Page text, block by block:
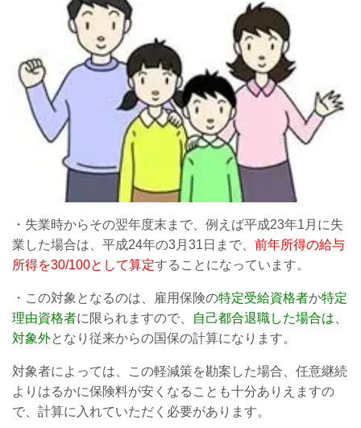
・失業時からその翌年度末まで、例えば平成23年1 月に失
業した場合は、平成24年の3月 31 日まで、 前年所得の給与
所得を30/100として算定することになっています。
・この対象となるのは、雇用保険の特定受給資格者か特定
理由資格者に限られますので、
自己都合退職した場合は、
対象外となり従来からの国保の計算になります。
対象者によっては、この軽減策を勘案した場合、任意継続
よりはるかに保険料が安くなることも十分ありえますの
で、計算に入れていただく必要があります。